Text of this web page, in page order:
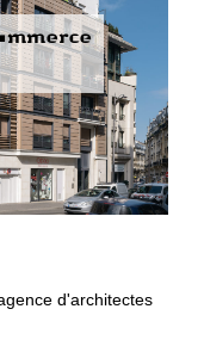
d'architectes